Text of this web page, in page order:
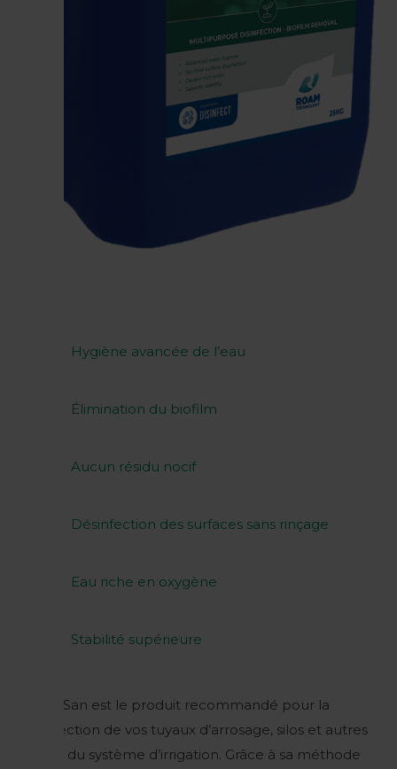
Hygiène avancée de l’eau
Élimination du biofilm
Aucun résidu nocif
Désinfection des surfaces sans rinçage
Eau riche en oxygène
Stabilité supérieure
Huwa-San est le produit recommandé pour la
désinfection de vos tuyaux d’arrosage, silos et autres
parties du système d’irrigation. Grâce à sa méthode